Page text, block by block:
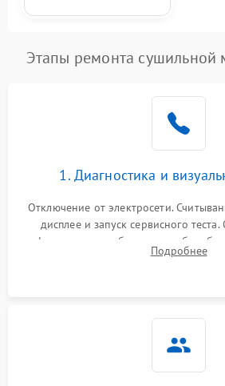
Этапы ремонта
1. Диагностика и
Отключение от электросети.
дисплее и запуск сервисного
фильтра, теплообменника и
неисправностях (не сушит, не крутит
Подробнее